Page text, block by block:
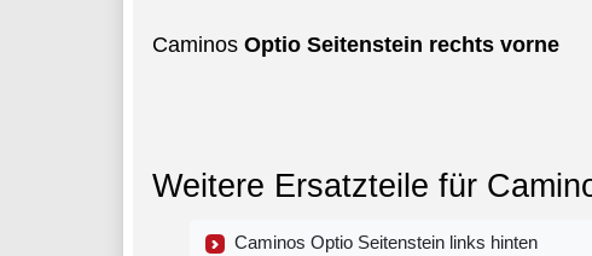
Caminos Optio Seitenstein rechts vorne
Weitere Ersatzteile für
Caminos Optio Seitenstein links hinten